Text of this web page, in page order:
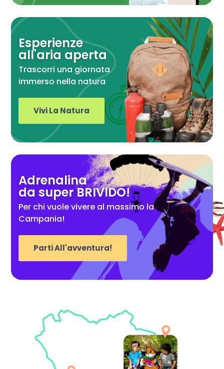
Esperienze
all'aria aperta
Trascorri una giornata
immerso nella natura
Vivi La Natura
Adrenalina
da super BRIVIDO!
Per chi vuole vivere al massimo la
Campania!
Parti All'avventura!